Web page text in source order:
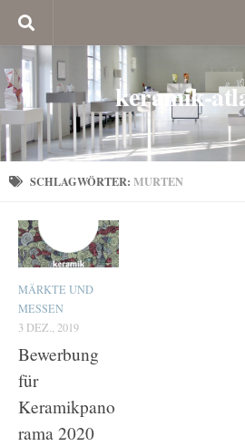
keramik-
SCHLAGWÖRTER: MURTEN
MÄRKTE UND
MESSEN
3 DEZ., 2019
Bewerbung
für
Keramikpano
rama 2020